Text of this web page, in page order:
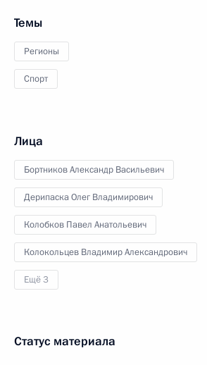
Темы
Регионы
Спорт
Лица
Бортников Александр Васильевич
Дерипаска Олег Владимирович
Колобков Павел Анатольевич
Колокольцев Владимир Александрович
Ещё 3
Статус материала